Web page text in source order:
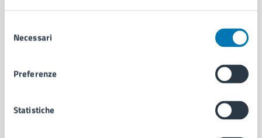
delNecessari
Preferenze
Statistiche
Uffici
Politici
Personale amministrativo
Intranet, posta aziendale e protocollo